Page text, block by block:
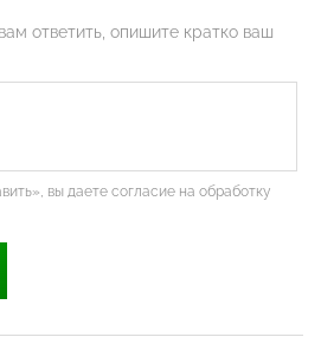
ответить, опишите кратко ваш
вы даете согласие на обработку